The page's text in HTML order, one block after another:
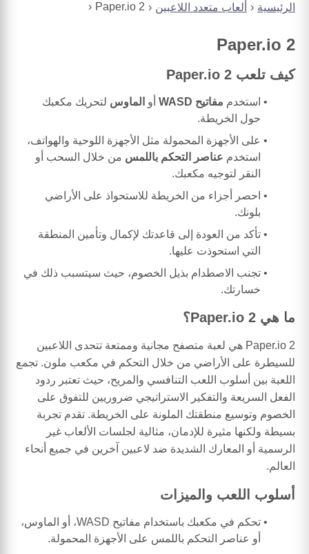
الرئيسية ألعاب متعدد اللاعبين Paper.io 2
Paper.io 2
كيف تلعب Paper.io 2
استخدم مفاتيح WASD أو الماوس لتحريك مكعبك
حول الخريطة.
على الأجهزة المحمولة مثل الأجهزة اللوحية والهواتف،
استخدم عناصر التحكم باللمس من خلال السحب أو
النقر لتوجيه مكعبك.
احصر أجزاء من الخريطة للاستحواذ على الأراضي
بلونك.
تأكد من العودة إلى قاعدتك لإكمال وتأمين المنطقة
التي استحوذت عليها.
تجنب الاصطدام بذيل الخصوم، حيث سيتسبب ذلك في
خسارتك.
ما هي Paper.io 2؟
Paper.io 2 هي لعبة متصفح مجانية وممتعة تتحدى اللاعبين
للسيطرة على الأراضي من خلال التحكم في مكعب ملون. تجمع
اللعبة بين أسلوب اللعب التنافسي والمريح، حيث تعتبر ردود
الفعل السريعة والتفكير الاستراتيجي ضروريين للتفوق على
الخصوم وتوسيع منطقتك الملونة على الخريطة. تقدم تجربة
بسيطة ولكنها مثيرة للإدمان، مثالية لجلسات الألعاب غير
الرسمية أو المعارك الشديدة ضد لاعبين آخرين في جميع أنحاء
العالم.
أسلوب اللعب والميزات
تحكم في مكعبك باستخدام مفاتيح WASD، أو الماوس،
أو عناصر التحكم باللمس على الأجهزة المحمولة.